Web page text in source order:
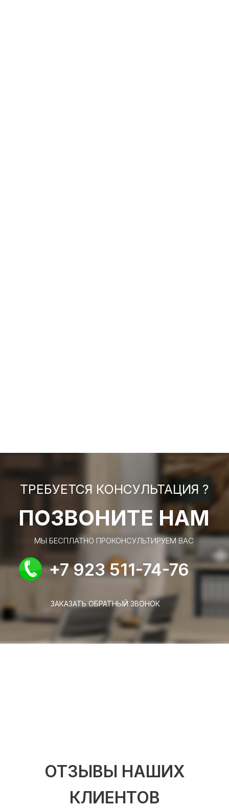
ТРЕБУЕТСЯ КОНСУЛЬТАЦИЯ ?
ПОЗВОНИТЕ НАМ
МЫ БЕСПЛАТНО ПРОКОНСУЛЬТИРУЕМ ВАС
+7 923 511-74-76
ЗАКАЗАТЬ ОБРАТНЫЙ ЗВОНОК
ОТЗЫВЫ НАШИХ
КЛИЕНТОВ